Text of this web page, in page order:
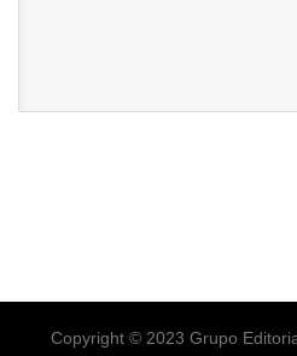
Copyright © 2023 Grupo